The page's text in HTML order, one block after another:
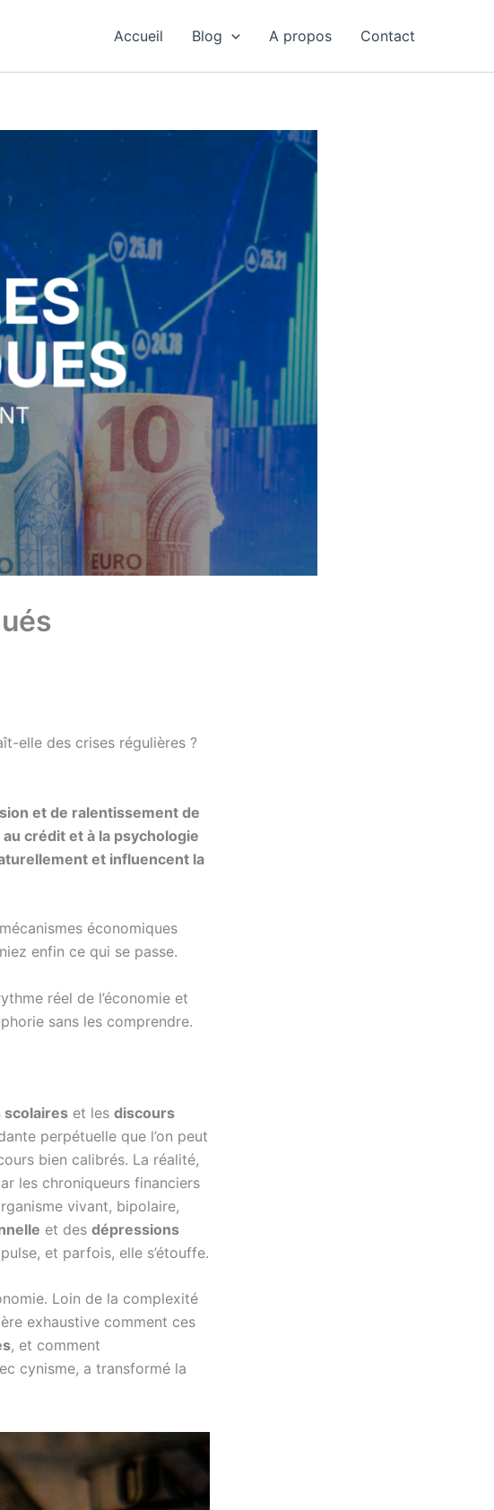
Accueil Blog A propos Contact
elle des crises régulières ?
et de ralentissement de
crédit et à la psychologie
et influencent la
économiques
enfin ce qui se passe.
réel de l’économie et
sans les comprendre.
scolaires et les discours
perpétuelle que l’on peut
bien calibrés. La réalité,
les chroniqueurs financiers
vivant, bipolaire,
et des dépressions
et parfois, elle s’étouffe.
Loin de la complexité
exhaustive comment ces
, et comment
cynisme, a transformé la